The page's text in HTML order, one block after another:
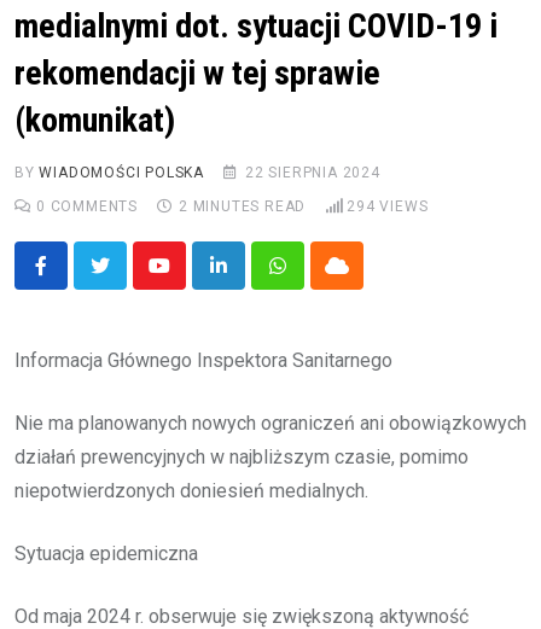
medialnymi dot. sytuacji COVID-19 i
rekomendacji w tej sprawie
(komunikat)
BYWIADOMOŚCI POLSKA
22 SIERPNIA 2024
0 COMMENTS 2 MINUTES READ 294 VIEWS
YoutubeLinkedInWhatsappCloud
Informacja Głównego Inspektora Sanitarnego
Nie ma planowanych nowych ograniczeń ani obowiązkowych
działań prewencyjnych w najbliższym czasie, pomimo
niepotwierdzonych doniesień medialnych.
Sytuacja epidemiczna
Od maja 2024 r. obserwuje się zwiększoną aktywność